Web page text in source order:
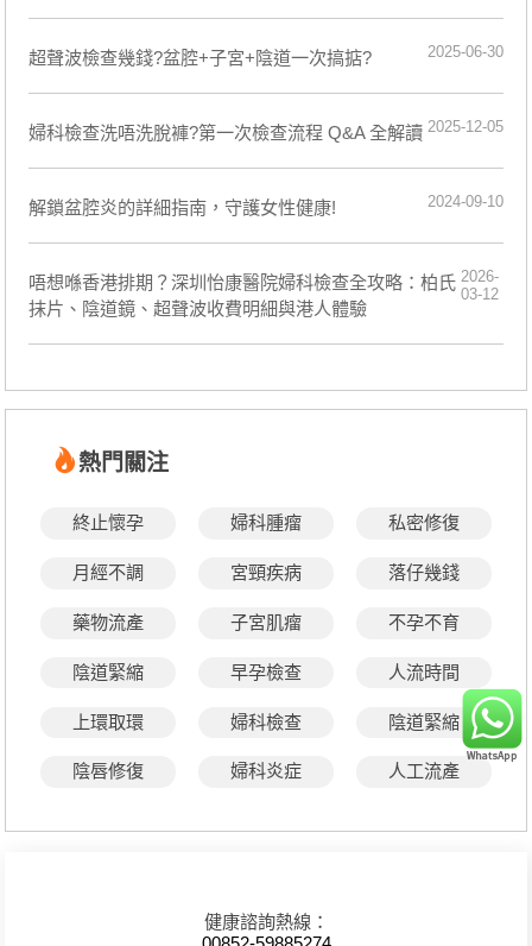
超聲波檢查幾錢?盆腔+子宮+陰道一次搞掂? 2025-06-30
婦科檢查洗唔洗脫褲?第一次檢查流程 Q&A 全解讀 2025-12-05
解鎖盆腔炎的詳細指南，守護女性健康! 2024-09-10
唔想喺香港排期？深圳怡康醫院婦科檢查全攻略：柏氏
抹片、陰道鏡、超聲波收費明細與港人體驗
2026-
03-12
熱門關注
終止懷孕 婦科腫瘤 私密修復
月經不調 宮頸疾病 落仔幾錢
藥物流產 子宮肌瘤 不孕不育
陰道緊縮 早孕檢查 人流時間
上環取環 婦科檢查 陰道緊縮
陰唇修復 婦科炎症 人工流產
健康諮詢熱線：